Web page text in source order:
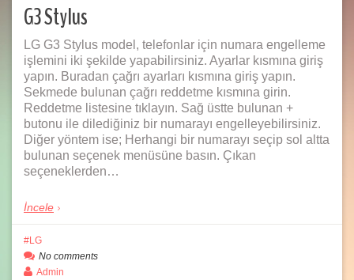
G3 Stylus
LG G3 Stylus model, telefonlar için numara engelleme
işlemini iki şekilde yapabilirsiniz. Ayarlar kısmına giriş
yapın. Buradan çağrı ayarları kısmına giriş yapın.
Sekmede bulunan çağrı reddetme kısmına girin.
Reddetme listesine tıklayın. Sağ üstte bulunan +
butonu ile dilediğiniz bir numarayı engelleyebilirsiniz.
Diğer yöntem ise; Herhangi bir numarayı seçip sol altta
bulunan seçenek menüsüne basın. Çıkan
seçeneklerden…
İncele
LG
No comments
Admin